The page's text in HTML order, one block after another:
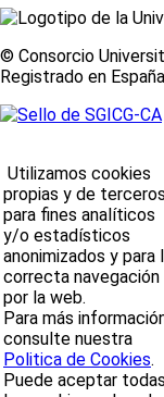
© Consorcio
Registrado en España
Utilizamos cookies
propias y de terceros
para fines analíticos
y/o estadísticos
anonimizados y para
correcta navegación
por la web.
Para más
consulte nuestra
Politica de Cookies.
Puede aceptar todas